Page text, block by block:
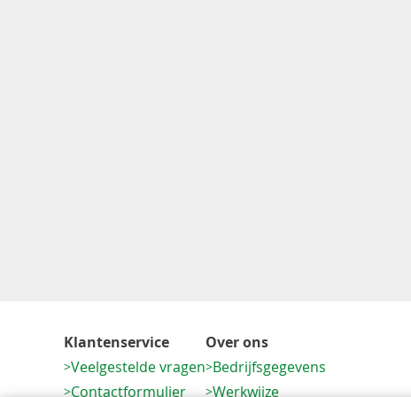
Klantenservice
Veelgestelde vragen
Contactformulier
Over ons
Bedrijfsgegevens
Werkwijze